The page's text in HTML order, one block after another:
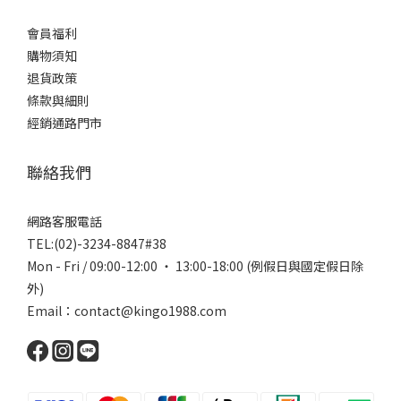
會員福利
購物須知
退貨政策
條款與細則
經銷通路門市
聯絡我們
網路客服電話
TEL:(02)-3234-8847#38
Mon - Fri / 09:00-12:00 ‧ 13:00-18:00 (例假日與國定假日除
外)
Email：contact@kingo1988.com